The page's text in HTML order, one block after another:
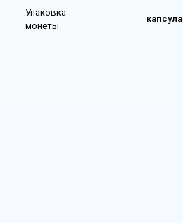
Упаковка
монеты
капсула